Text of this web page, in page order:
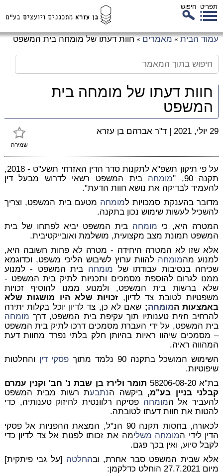
תפריט חיפוש
עמוד הבית » מאמרים » חוות דעתו של מומחה בית המשפט
חוות דעתו של מומחה בית
המשפט
שמירה
29 יולי, 2021 | ד"ר אברהם בן עזרא
על פי תיקון תשפ"א לתקנות סדר הדין האזרחי תשע"ט - 2018,
תקנה 90, "
מומחה בית המשפט רשאי לדרוש מבעל דין
להעמיד לבדיקה את נושא חוות הדעת".
מדובר בהענקת סמכויות למומחה מטעם בית המשפט, וצריך
להשכיל לעשות שימוש נכון בתקנה.
המטרה היא, כי מומחה בית המשפט יביא לפתחו של בית
המשפט תמונת מצב מקצועית, מושלמת ואובייקטיבית.
אלא שזולא המטרה היחידה - מטרה לא פחות חשובה היא,
למנוע מהמומחה להוות ערוץ לשיבוש הליכי משפט, וכדוגמא
שכיחה בנסיבות עבודתו של מומחה בית המשפט - למנוע
ממנו לגרום להוספת מסמכים ותכניות לתיק בית המשפט -
שלא ברשות בית המשפט, ולמנוע ממנו להוסיף זכויות
משפטיות לטובת צד לדיון, זכויות שלא היו מושגות שלא
באמצעות המומחה; שאם לא כן, צד לדיון יוכל בקלות יתירה
להרחיב חזית טענותיו תוך עקיפת בית המשפט, דרך מומחה
בית המשפט, על ידי העברת מסמכים דרכו לתיק בית המשפט
– מסמכים שיהוו ראיות בהיותן חלק בלתי נפרד מחוות דעת
המהווה ראיה.
השימוש המושכל בתקנה 90 נלמד מתוך
פסקי דין והחלטות
שיפוטיות.
בת"א 58206-08-20
תומר ולירז בן שבת נ' חב' וקנין עמרם
קבלני בניין בע"מ, ביקשה הנתבעת רשות מבית המשפט
להעביר אל המומחה פסיקה רלוונטית לחיזוק טענותיה, כדי
להטות את חוות דעתו לטובתה.
לכאורה, בחסות תקנה 90 הנ"ל, המצאת ההפניות אל פסקי
הדין לידי המומחה משלימה את זכותו לפנות אל צד לדיון כדי
לקבל סיוע, ואין בכך פגם.
אלא שבית המשפט סבר אחרת, ובהחלטה [על גבי פיתקית]
מיום 27.7.2021 הוחלט כדלקמן: